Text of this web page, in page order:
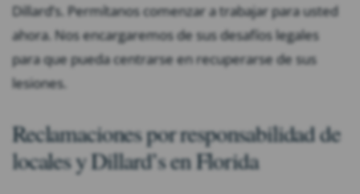
Dillard’s. Permítanos comenzar a trabajar para usted
ahora. Nos encargaremos de sus desafíos legales
para que pueda centrarse en recuperarse de sus
lesiones.
Reclamaciones por responsabilidad de
locales y Dillard’s en Florida